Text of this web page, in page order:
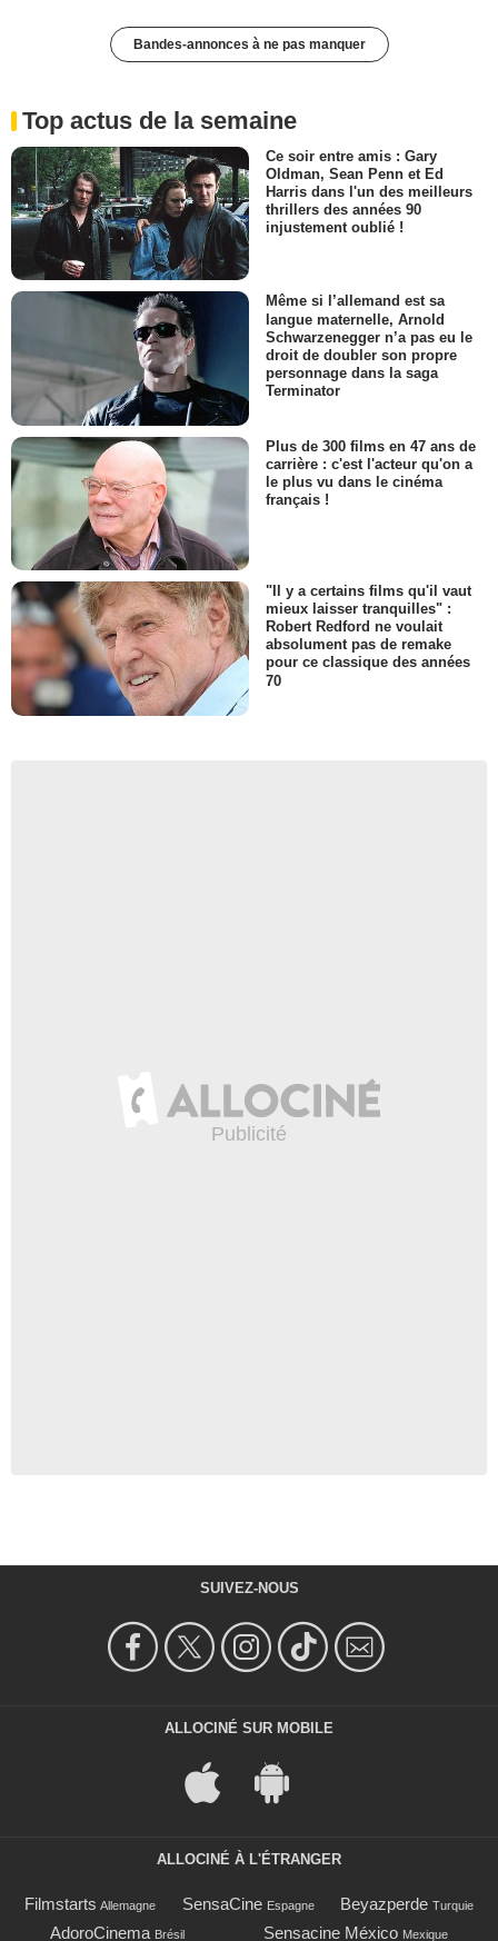
Bandes-annonces à ne pas manquer
Top actus de la semaine
Ce soir entre amis : Gary
Oldman, Sean Penn et Ed
Harris dans l'un des meilleurs
thrillers des années 90
injustement oublié !
Même si l’allemand est sa
langue maternelle, Arnold
Schwarzenegger n’a pas eu le
droit de doubler son propre
personnage dans la saga
Terminator
Plus de 300 films en 47 ans de
carrière : c'est l'acteur qu'on a
le plus vu dans le cinéma
français !
"Il y a certains films qu'il vaut
mieux laisser tranquilles" :
Robert Redford ne voulait
absolument pas de remake
pour ce classique des années
70
SUIVEZ-NOUS
ALLOCINÉ SUR MOBILE
ALLOCINÉ À L'ÉTRANGER
Filmstarts Allemagne SensaCine Espagne Beyazperde Turquie
AdoroCinema Brésil Sensacine México Mexique